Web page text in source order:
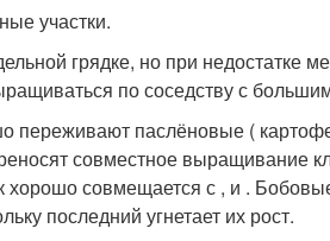
участки.
грядке, но при недостатке
по соседству с
переживают паслёновые (
совместное выращивание
хорошо совмещается с , и .
последний угнетает их рост.